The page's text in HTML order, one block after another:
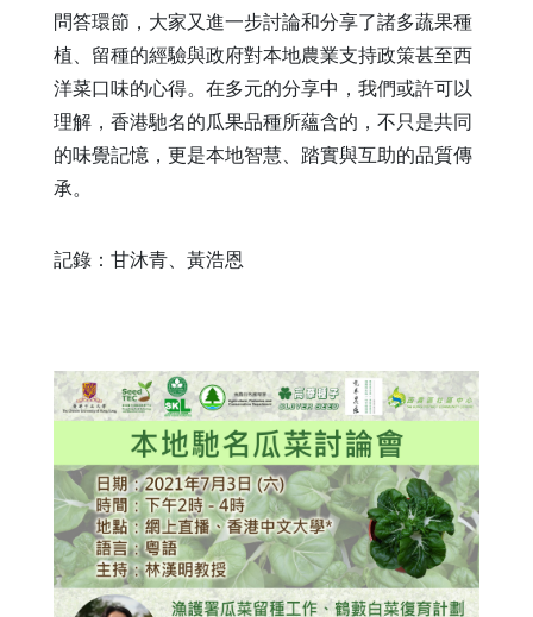
問答環節，大家又進一步討論和分享了諸多蔬果種
植、留種的經驗與政府對本地農業支持政策甚至西
洋菜口味的心得。在多元的分享中，我們或許可以
理解，香港馳名的瓜果品種所蘊含的，不只是共同
的味覺記憶，更是本地智慧、踏實與互助的品質傳
承。
記錄：甘沐青、黃浩恩